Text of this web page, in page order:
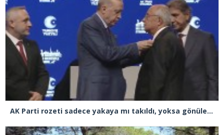
AK Parti rozeti sadece yakaya mı takıldı, yoksa gönüle takılmadı mı?